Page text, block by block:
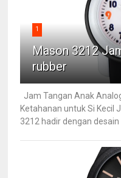
1
Mason 3212
rubber
Jam Tangan Anak
Ketahanan untuk Si Kecil
3212 hadir dengan